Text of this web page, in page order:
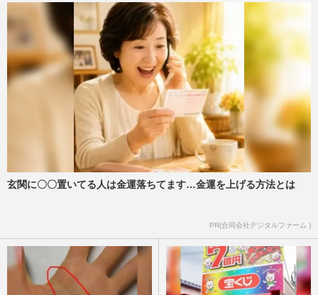
週刊女性PRIME
陸上自衛隊が公開した“新ロゴ”に「殺意丸
出し」「禍々しくて気持ち悪い」批判殺
到、衝撃の“ドクロ”デザ…
週刊女性PRIME 2026/6/2
佳子さま、“いちごワンピ”を大人リメイ
ク！「ねぇね」叔母・黒田清子さんから学
んだ“自分らしく幸せな”…
週刊女性PRIME 2026/5/6
《佳子さまの歩み》叔母・黒田清子さん
王の先輩”から学んだこと…
週刊女性2026年4月21日号 2026/4/12
玄関に〇〇置いてる人は金運落ちてます…金運を上げる方法とは
PR(合同会社デジタルファーム )